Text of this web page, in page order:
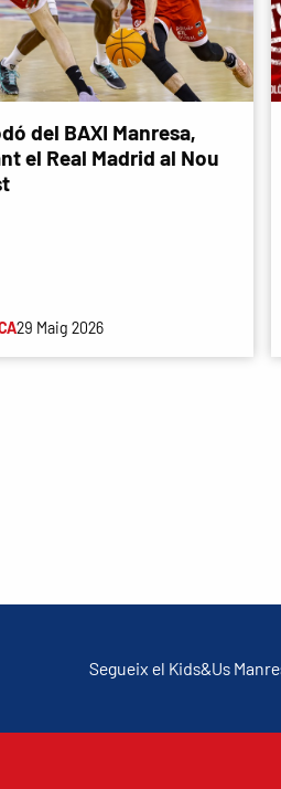
del BAXI Manresa,
el Real Madrid al Nou
29 Maig 2026
Segueix el Kids&Us